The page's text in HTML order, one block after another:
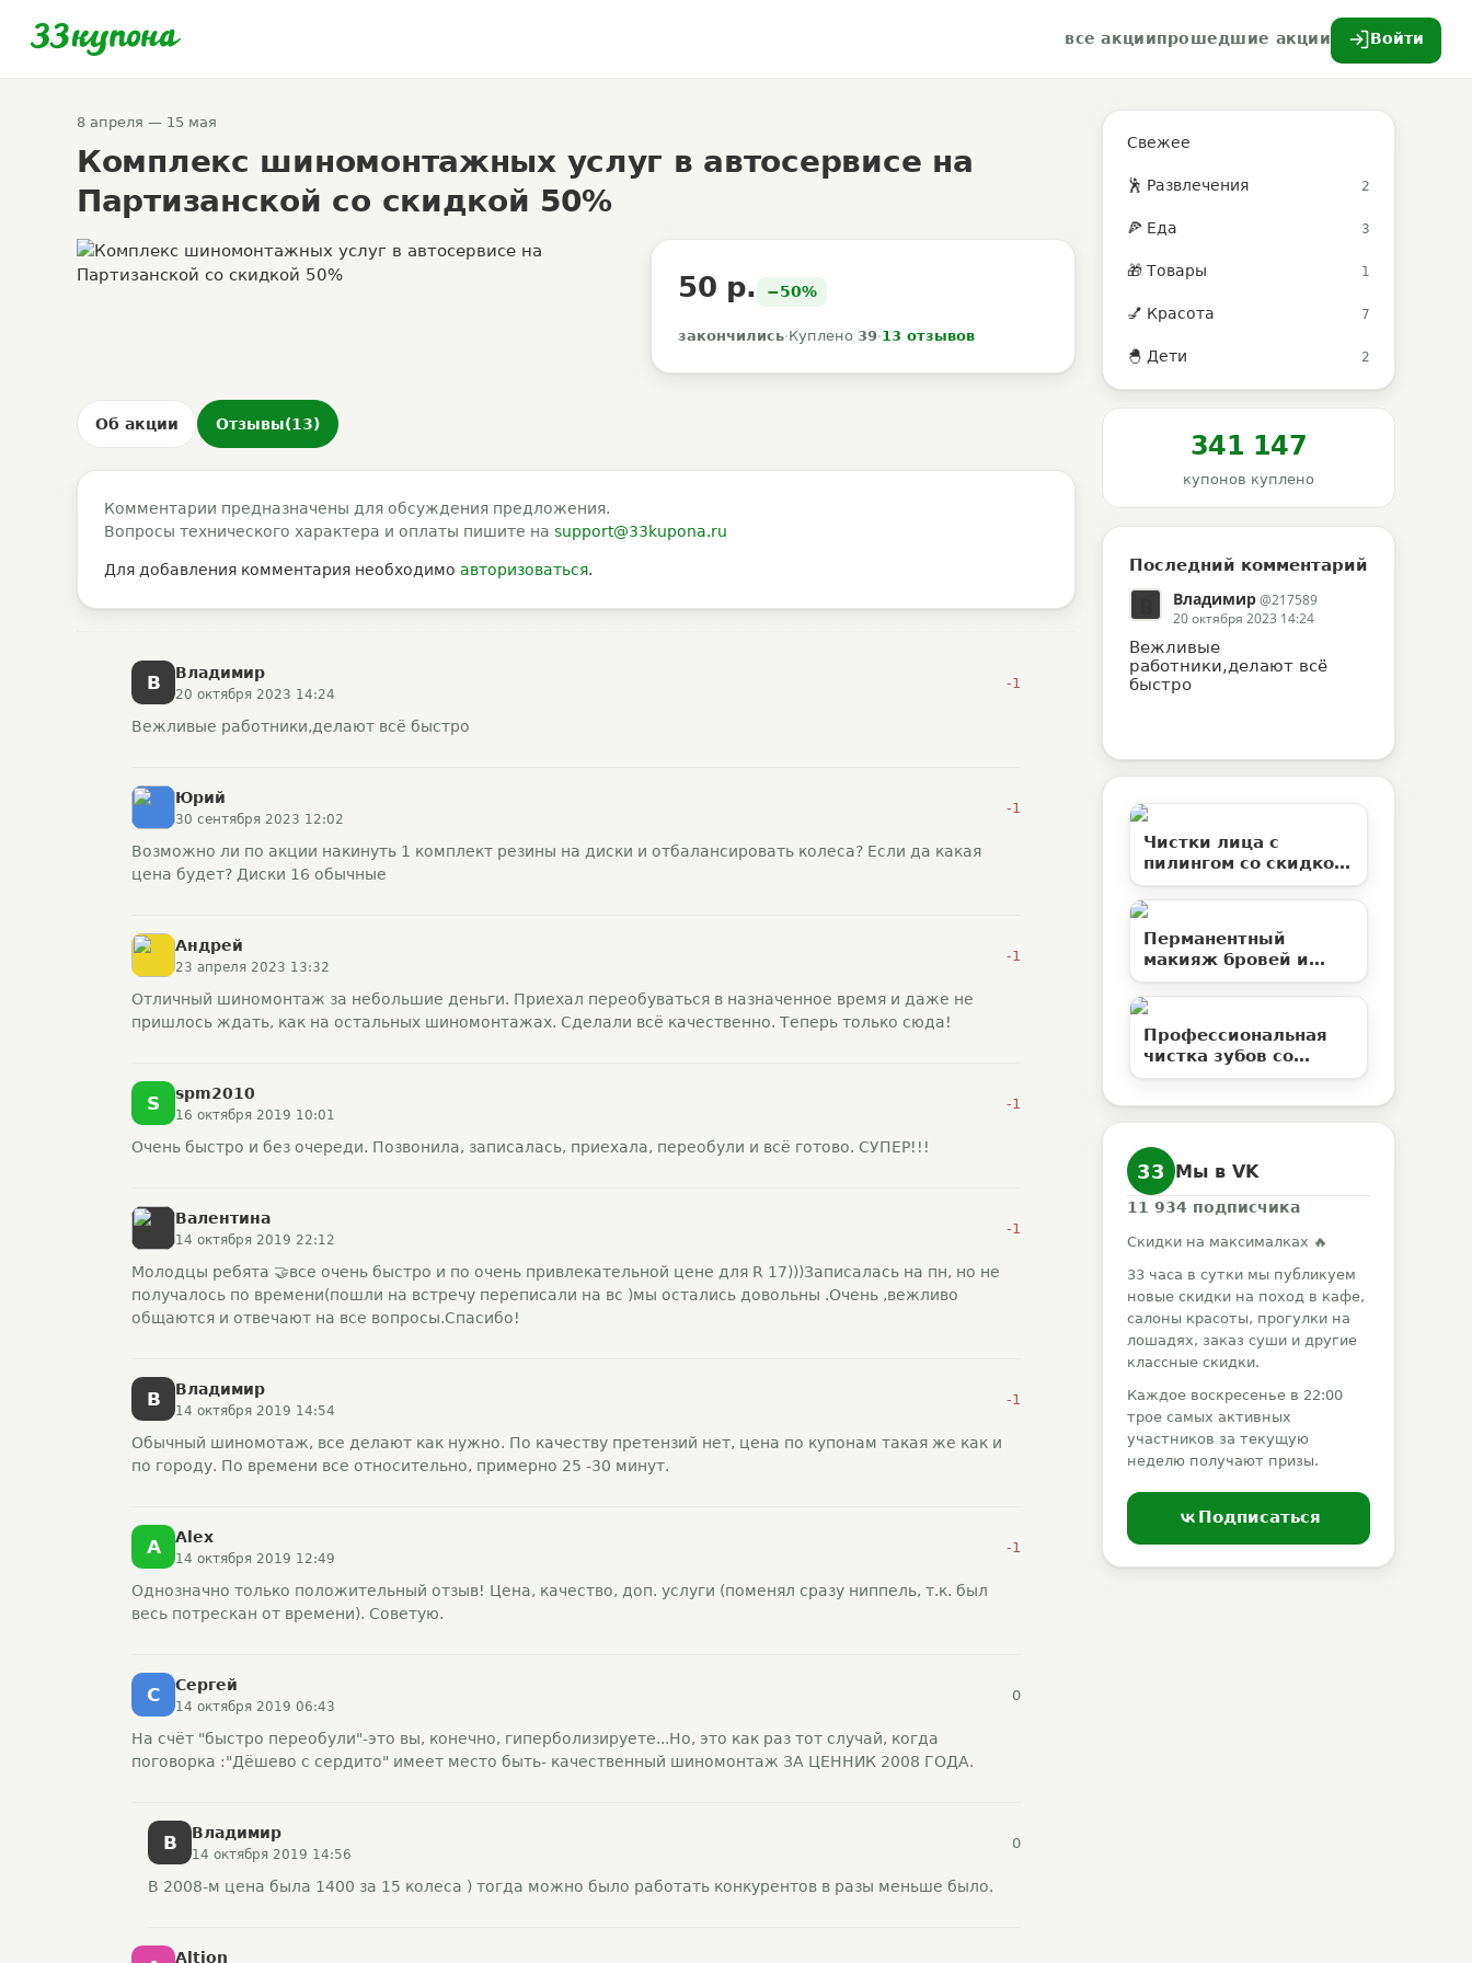
все акциипрошедшие акции Войти
8 апреля — 15 мая
Комплекс шиномонтажных услуг в автосервисе на
Партизанской со скидкой 50%
50 р. −50%
закончились·Куплено 39·13 отзывов
Об акции Отзывы(13)
Комментарии предназначены для обсуждения предложения.
Вопросы технического характера и оплаты пишите на support@33kupona.ru
Для добавления комментария необходимо авторизоваться.
В Владимир
20 октября 2023 14:24
-1
Вежливые работники,делают всё быстро
Юрий
30 сентября 2023 12:02
-1
Возможно ли по акции накинуть 1 комплект резины на диски и отбалансировать колеса? Если да какая
цена будет? Диски 16 обычные
Андрей
23 апреля 2023 13:32
-1
Отличный шиномонтаж за небольшие деньги. Приехал переобуваться в назначенное время и даже не
пришлось ждать, как на остальных шиномонтажах. Сделали всё качественно. Теперь только сюда!
S spm2010
16 октября 2019 10:01
-1
Очень быстро и без очереди. Позвонила, записалась, приехала, переобули и всё готово. СУПЕР!!!
Валентина
14 октября 2019 22:12
-1
Молодцы ребята 🤝все очень быстро и по очень привлекательной цене для R 17)))Записалась на пн, но не
получалось по времени(пошли на встречу переписали на вс )мы остались довольны .Очень ,вежливо
общаются и отвечают на все вопросы.Спасибо!
В Владимир
14 октября 2019 14:54
-1
Обычный шиномотаж, все делают как нужно. По качеству претензий нет, цена по купонам такая же как и
по городу. По времени все относительно, примерно 25 -30 минут.
A Alex
14 октября 2019 12:49
-1
Однозначно только положительный отзыв! Цена, качество, доп. услуги (поменял сразу ниппель, т.к. был
весь потрескан от времени). Советую.
С Сергей
14 октября 2019 06:43
0
На счёт "быстро переобули"-это вы, конечно, гиперболизируете...Но, это как раз тот случай, когда
поговорка :"Дёшево с сердито" имеет место быть- качественный шиномонтаж ЗА ЦЕННИК 2008 ГОДА.
В Владимир
14 октября 2019 14:56
0
В 2008-м цена была 1400 за 15 колеса ) тогда можно было работать конкурентов в разы меньше было.
Altion
Свежее
🕺 Развлечения 2
🍕 Еда 3
🎁 Товары 1
💅 Красота 7
🐣 Дети 2
341 147
купонов куплено
Последний комментарий
Владимир@217589
20 октября 2023 14:24
Вежливые
работники,делают всё
быстро
Чистки лица с
пилингом со скидкой
50% в студии
эстетической
«Территория ВуМен»
Перманентный
макияж бровей и
ламинирование
ресниц со скидкой до
Профессиональная
чистка зубов со
скидкой 50% в
33 Мы в VK
11 934 подписчика
Скидки на максималках 🔥
33 часа в сутки мы публикуем
новые скидки на поход в кафе,
салоны красоты, прогулки на
лошадях, заказ суши и другие
классные скидки.
Каждое воскресенье в 22:00
трое самых активных
участников за текущую
неделю получают призы.
Подписаться